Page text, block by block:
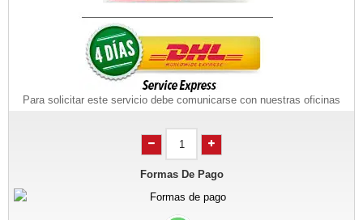
Para solicitar este servicio debe comunicarse con nuestras oficinas
Formas De Pago